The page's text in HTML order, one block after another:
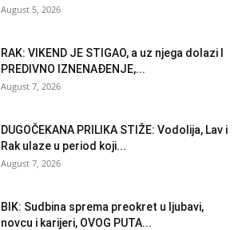
August 5, 2026
RAK: VIKEND JE STIGAO, a uz njega dolazi I
PREDIVNO IZNENAĐENJE,...
August 7, 2026
DUGOČEKANA PRILIKA STIŽE: Vodolija, Lav i
Rak ulaze u period koji...
August 7, 2026
BIK: Sudbina sprema preokret u ljubavi,
novcu i karijeri, OVOG PUTA...